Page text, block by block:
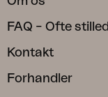
FAQ – Ofte
Kontakt
Forhandler